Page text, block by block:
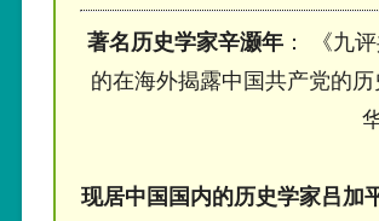
著名历史学家辛灏年： 《九
的在海外揭露中国共产党的
现居中国国内的历史学家吕加